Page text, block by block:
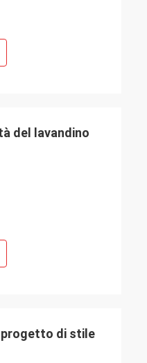
del lavandino
progetto di stile